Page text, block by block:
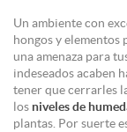
Un ambiente con
hongos y elementos
una amenaza para
indeseados acaben
tener que cerrarles
los niveles de
plantas. Por suerte